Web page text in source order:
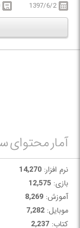
های مخصوص هریک از
جستجوی زیاد به
بتوانید سریعا از
1397/6/2
آمار محتوای
نرم افزار: 14,270
بازی: 12,575
آموزش: 8,269
موبایل: 7,282
کتاب: 2,237